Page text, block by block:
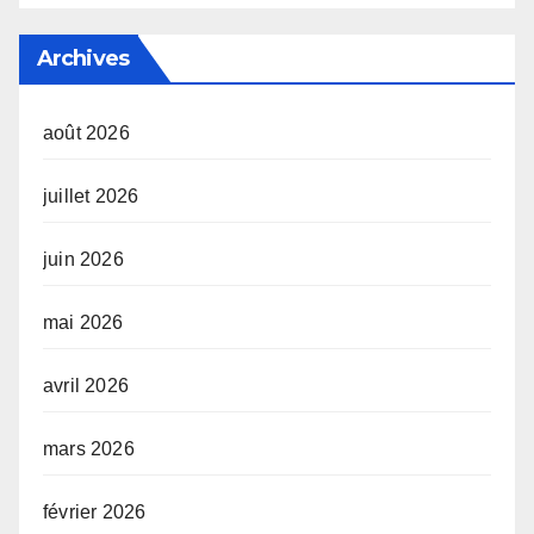
Archives
août 2026
juillet 2026
juin 2026
mai 2026
avril 2026
mars 2026
février 2026